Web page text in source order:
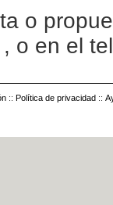
o
, o en el
:: Política de privacidad ::